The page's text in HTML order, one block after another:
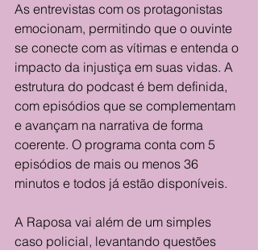
As entrevistas com os protagonistas
emocionam, permitindo que o ouvinte
se conecte com as vítimas e entenda o
impacto da injustiça em suas vidas. A
estrutura do podcast é bem definida,
com episódios que se complementam
e avançam na narrativa de forma
coerente. O programa conta com 5
episódios de mais ou menos 36
minutos e todos já estão disponíveis.
A Raposa vai além de um simples
caso policial, levantando questões